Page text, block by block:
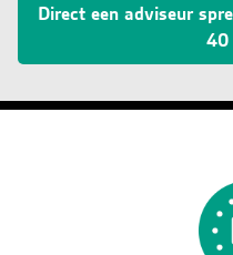
Direct een adviseur
40